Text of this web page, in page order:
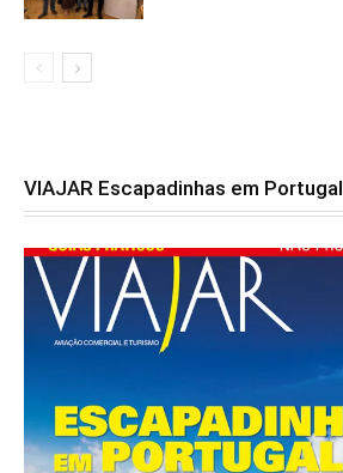
VIAJAR Escapadinhas em Portugal